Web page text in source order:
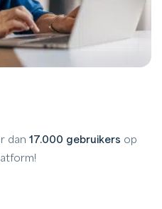
dan 17.000 gebruikers op